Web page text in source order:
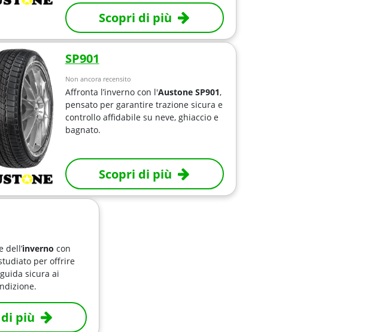
Scopri di più
SP901
Non ancora recensito
Affronta l’inverno con l'Austone SP901,
pensato per garantire trazione sicura e
controllo affidabile su neve, ghiaccio e
bagnato.
Scopri di più
dell’inverno con
per offrire
sicura ai
più